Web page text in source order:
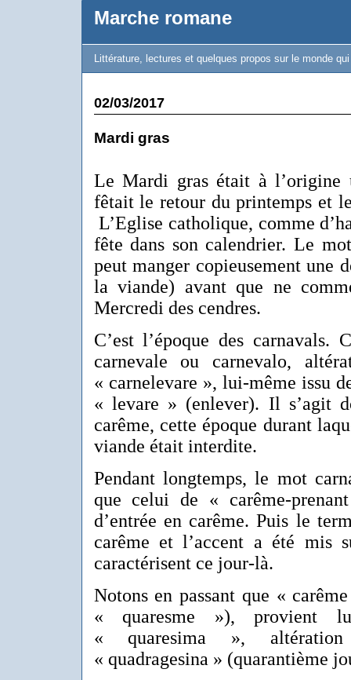
Marche romane
Littérature, lectures et quelques propos sur le monde
02/03/2017
Mardi gras
Le Mardi gras était à l’origine
fêtait le retour du printemps et
L’Eglise catholique, comme
fête dans son calendrier. Le
peut manger copieusement une
la viande) avant que ne
Mercredi des cendres.
C’est l’époque des
carnevale ou carnevalo,
« carnelevare », lui-même issu
« levare » (enlever). Il s’agit
carême, cette époque durant
viande était interdite.
Pendant longtemps, le mot
que celui de « carême-
d’entrée en carême. Puis le
carême et l’accent a été mis
caractérisent ce jour-là.
Notons en passant que «
« quaresme »), provient
« quaresima »,
« quadragesina » (quarantième